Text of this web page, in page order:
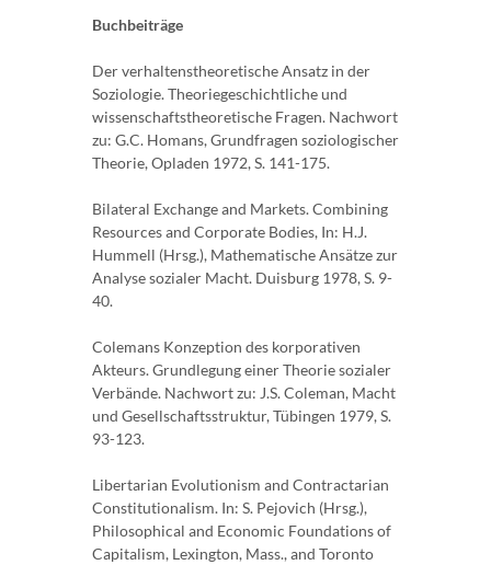
Buchbeiträge
Der verhaltenstheoretische Ansatz in der
Soziologie. Theoriegeschichtliche und
wissenschaftstheoretische Fragen. Nachwort
zu: G.C. Homans, Grundfragen soziologischer
Theorie, Opladen 1972, S. 141-175.
Bilateral Exchange and Markets. Combining
Resources and Corporate Bodies, In: H.J.
Hummell (Hrsg.), Mathematische Ansätze zur
Analyse sozialer Macht. Duisburg 1978, S. 9-
40.
Colemans Konzeption des korporativen
Akteurs. Grundlegung einer Theorie sozialer
Verbände. Nachwort zu: J.S. Coleman, Macht
und Gesellschaftsstruktur, Tübingen 1979, S.
93-123.
Libertarian Evolutionism and Contractarian
Constitutionalism. In: S. Pejovich (Hrsg.),
Philosophical and Economic Foundations of
Capitalism, Lexington, Mass., and Toronto